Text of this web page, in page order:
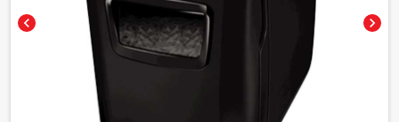
chevron_left chevron_right